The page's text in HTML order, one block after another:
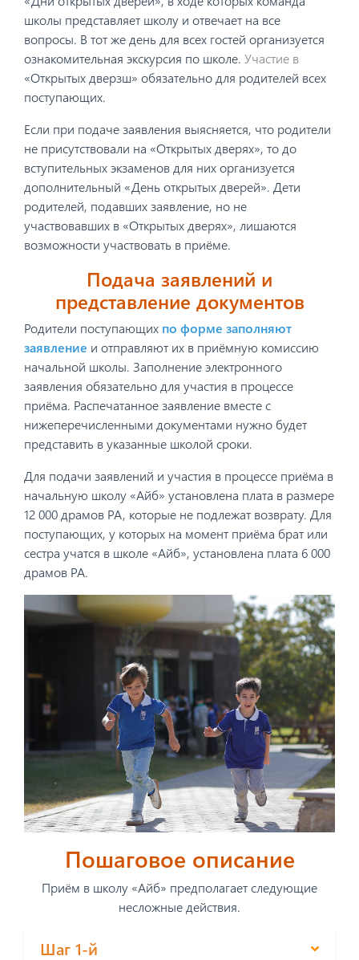
школы представляет школу и отвечает на все
вопросы. В тот же день для всех гостей организуется
ознакомительная экскурсия по школе. Участие в
«Открытых дверзш» обязательно для родителей всех
поступающих.
Если при подаче заявления выясняется, что родители
не присутствовали на «Открытых дверях», то до
вступительных экзаменов для них организуется
дополнительный «День открытых дверей». Дети
родителей, подавших заявление, но не
участвовавших в «Открытых дверях», лишаются
возможности участвовать в приёме.
Подача заявлений и
представление документов
Родители поступающих по форме заполняют
заявление и отправляют их в приёмную комиссию
начальной школы. Заполнение электронного
заявления обязательно для участия в процессе
приёма. Распечатанное заявление вместе с
нижеперечисленными документами нужно будет
представить в указанные школой сроки.
Для подачи заявлений и участия в процессе приёма в
начальную школу «Айб» установлена плата в размере
12 000 драмов РА, которые не подлежат возврату. Для
поступающих, у которых на момент приёма брат или
сестра учатся в школе «Айб», установлена плата 6 000
драмов РА.
Пошаговое описание
Приём в школу «Айб» предполагает следующие
несложные действия.
Шаг 1-й